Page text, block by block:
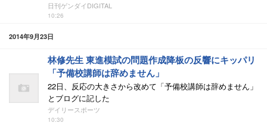
日刊ゲンダイDIGITAL
10:26
2014年9月23日
林修先生 東進模試の問題作成降板の反響にキッパリ
「予備校講師は辞めません」
22日、反応の大きさから改めて「予備校講師は辞めません」
とブログに記した
デイリースポーツ
10:30